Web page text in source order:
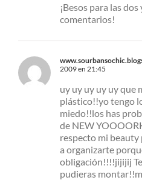
¡Besos para las
comentarios!
2009 en 21:45
uy uy uy uy uy que
plástico!!yo tengo
miedo!!los has
de NEW
respecto mi beauty
a organizarte
obligación!!!!jijijij
pudieras